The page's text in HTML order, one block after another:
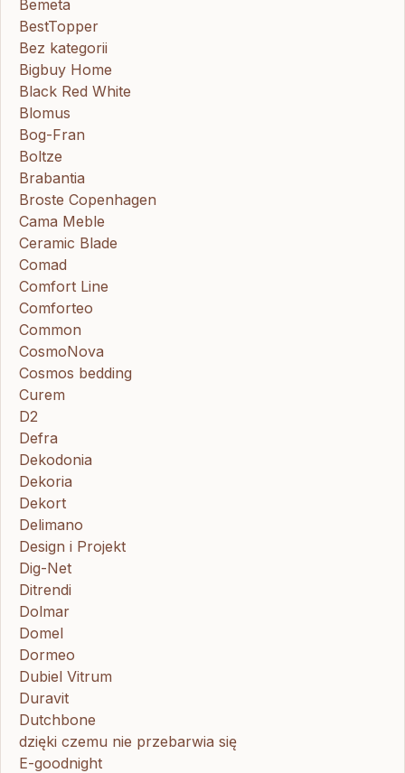
Bemeta
BestTopper
Bez kategorii
Bigbuy Home
Black Red White
Blomus
Bog-Fran
Boltze
Brabantia
Broste Copenhagen
Cama Meble
Ceramic Blade
Comad
Comfort Line
Comforteo
Common
CosmoNova
Cosmos bedding
Curem
D2
Defra
Dekodonia
Dekoria
Dekort
Delimano
Design i Projekt
Dig-Net
Ditrendi
Dolmar
Domel
Dormeo
Dubiel Vitrum
Duravit
Dutchbone
dzięki czemu nie przebarwia się
E-goodnight